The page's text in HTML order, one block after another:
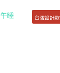
台灣設計款